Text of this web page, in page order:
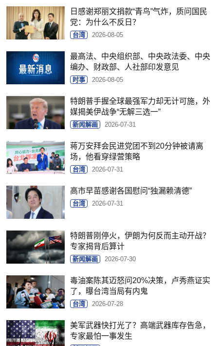
日感谢郑丽文捐款“青鸟”气炸，质问国民
党：为什么不反日？
台湾 2026-08-05
最高法、中央组织部、中央政法委、中央
编办、财政部、人社部印发意见
时事 2026-08-05
特朗普手握全球最强军力却无计可施，外
媒揭美伊战争“无解三选一”
新闻解画 2026-07-31
蒋万安拜会民进党团不到20分钟被请离
场，他看穿绿营策略
台湾 2026-07-31
高市早苗感谢各国慰问“独漏赖清德”
台湾 2026-07-31
特朗普刚停火，伊朗为何反而主动开战？
专家揭背后算计
新闻解画 2026-07-30
毒油案陈其迈怒问20%决策，卢秀燕证实
了，曝台湾当局有内鬼
台湾 2026-07-28
美军武器快打光了？高端武器库存告急，
专家最怕一事发生